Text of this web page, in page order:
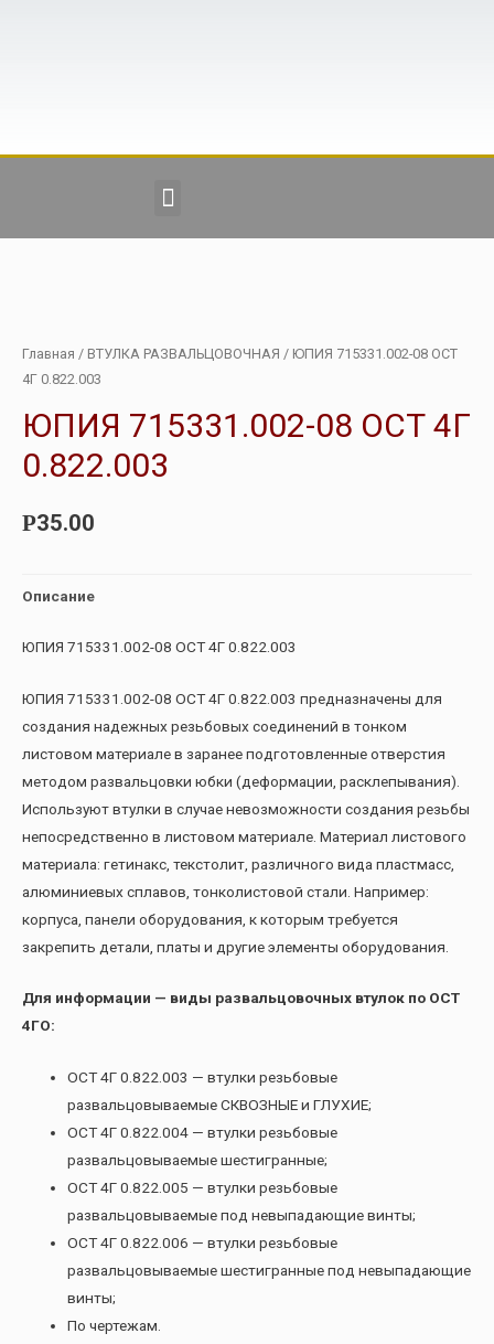
Главная / ВТУЛКА РАЗВАЛЬЦОВОЧНАЯ / ЮПИЯ 715331.002-08 ОСТ
4Г 0.822.003
ЮПИЯ 715331.002-08 ОСТ 4Г
0.822.003
Р35.00
Описание
ЮПИЯ 715331.002-08 ОСТ 4Г 0.822.003
ЮПИЯ 715331.002-08 ОСТ 4Г 0.822.003 предназначены для
создания надежных резьбовых соединений в тонком
листовом материале в заранее подготовленные отверстия
методом развальцовки юбки (деформации, расклепывания).
Используют втулки в случае невозможности создания резьбы
непосредственно в листовом материале. Материал листового
материала: гетинакс, текстолит, различного вида пластмасс,
алюминиевых сплавов, тонколистовой стали. Например:
корпуса, панели оборудования, к которым требуется
закрепить детали, платы и другие элементы оборудования.
Для информации — виды развальцовочных втулок по ОСТ
4ГО:
ОСТ 4Г 0.822.003 — втулки резьбовые
развальцовываемые СКВОЗНЫЕ и ГЛУХИЕ;
ОСТ 4Г 0.822.004 — втулки резьбовые
развальцовываемые шестигранные;
ОСТ 4Г 0.822.005 — втулки резьбовые
развальцовываемые под невыпадающие винты;
ОСТ 4Г 0.822.006 — втулки резьбовые
развальцовываемые шестигранные под невыпадающие
винты;
По чертежам.